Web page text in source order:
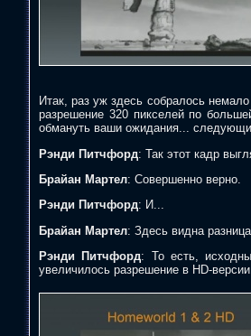
Итак, раз уж здесь собралось
разрешение 320 пикселей по
обмануть ваши ожидания...
Рэнди Питчфорд: Так этот кадр
Брайан Мартел: Совершенно верно.
Рэнди Питчфорд: И...
Брайан Мартел: Здесь видна
Рэнди Питчфорд: То есть,
увеличилось разрешение в HD-